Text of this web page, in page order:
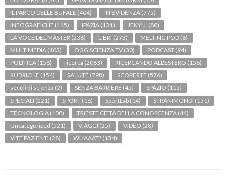
IL PARCO DELLE BUFALE (404) IN EVIDENZA (775)
INFOGRAFICHE (145) IPAZIA (131) JEKYLL (80)
LA VOCE DEL MASTER (236) LIBRI (273) MELTING POD (8)
MULTIMEDIA (103) OGGISCIENZA TV (30) PODCAST (94)
POLITICA (158) ricerca (2083) RICERCANDO ALL'ESTERO (158)
RUBRICHE (154) SALUTE (798) SCOPERTE (576)
secoli di scienza (2) SENZA BARRIERE (45) SPAZIO (115)
SPECIALI (221) SPORT (18) SportLab (14) STRANIMONDI (151)
TECNOLOGIA (100) TRIESTE CITTÀ DELLA CONOSCENZA (44)
Uncategorized (521) VIAGGI (25) VIDEO (28)
VITE PAZIENTI (28) WHAAAT? (134)